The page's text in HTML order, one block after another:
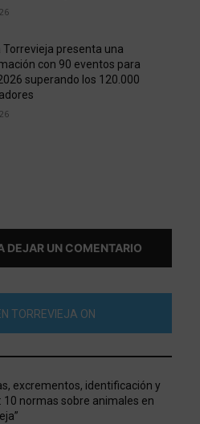
Torrevieja presenta una
con 90 eventos para
superando los 120.000
DEJAR UN COMENTARIO
TORREVIEJA ON
excrementos, identificación y
10 normas sobre animales en